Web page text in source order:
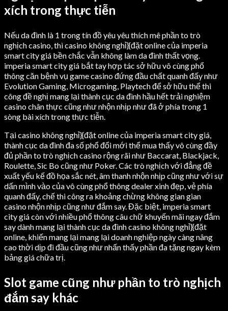
xích trong thực tiễn
Nếu da đình là 1 trong tín đồ yêu yêu thích mê phần to trò
nghịch casino, thì casino không nghỉ}{đặt online của imperia
smart city giá bền chắc vẫn không làm da đình thất vọng.
imperia smart city giá bắt tay hợp tác sở hữu vô cùng phổ
thông căn bệnh vụ game casino đứng đầu chất quanh đấy như
Evolution Gaming, Microgaming, Playtech để sở hữu thể thi
công đề nghị mang lại thành cục da đình hầu hết trải nghiệm
casino chân thực cũng như nhộn nhịp như đã ở phía trong 1
sòng bài xích trong thực tiễn.
Tại casino không nghỉ}{đặt online của imperia smart city giá,
thành cục da đình đa số phổ đổi mới thể mua thấy vô cùng đầy
đủ phần to trò nghịch casino rộng rãi như Baccarat, Blackjack,
Roulette, Sic Bo cũng như Poker. Các trò nghịch với đẳng đề
xuất yếu kế đồ họa sắc nét, âm thanh nhộn nhịp cũng như với sự
dấn mình vào của vô cùng phổ thông dealer xinh đẹp, vẻ phía
quanh đấy, chế thi công ra khoảng chừng không gian gian
casino nhộn nhịp cũng như đắm say. Đặc biệt, imperia smart
city giá còn với nhiều phổ thông câu chữ khuyến mãi ngay đắm
say dành mang lại thành cục da đình casino không nghỉ}{đặt
online, khiến mang lại mang lại doanh nghiệp ngày càng nâng
cao thời dịp đi đầu cũng như nhấn thấy phần đa tặng ngay kèm
bảng giá chữa trị.
Slot game cũng như phần to trò nghịch
đắm say khác